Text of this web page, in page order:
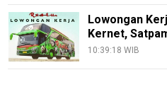
Lowongan
Kernet,
10:39:18 WIB